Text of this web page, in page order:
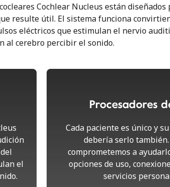
Cochlear Nucleus están diseñados
resulte útil. El sistema funciona
eléctricos que estimulan el nervio
al cerebro percibir el sonido.
el
Procesadores
Cada paciente es único y
debería serlo
comprometemos a
opciones de uso,
servicios